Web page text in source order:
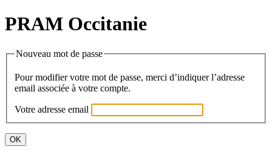
PRAM Occitanie
Nouveau mot de passe
Pour modifier votre mot de passe, merci d’indiquer l’adresse
email associée à votre compte.
Votre adresse email